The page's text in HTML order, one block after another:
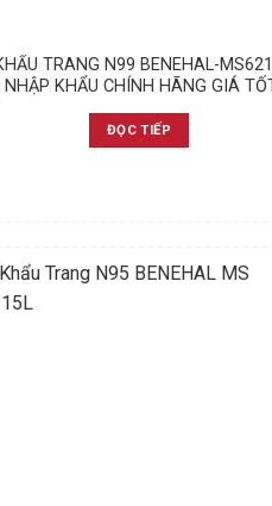
TRANG N99 BENEHAL-
NHẬP KHẨU CHÍNH HÃNG GIÁ
ĐỌC TIẾP